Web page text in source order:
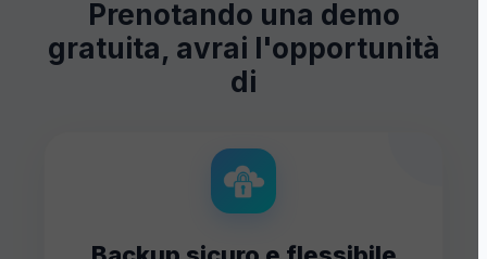
Prenotando una demo
gratuita, avrai l'opportunità
di